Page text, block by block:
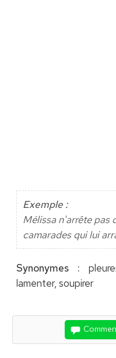
Exemple :
Mélissa n'arrête pas
camarades qui lui
Synonymes :
lamenter, soupirer